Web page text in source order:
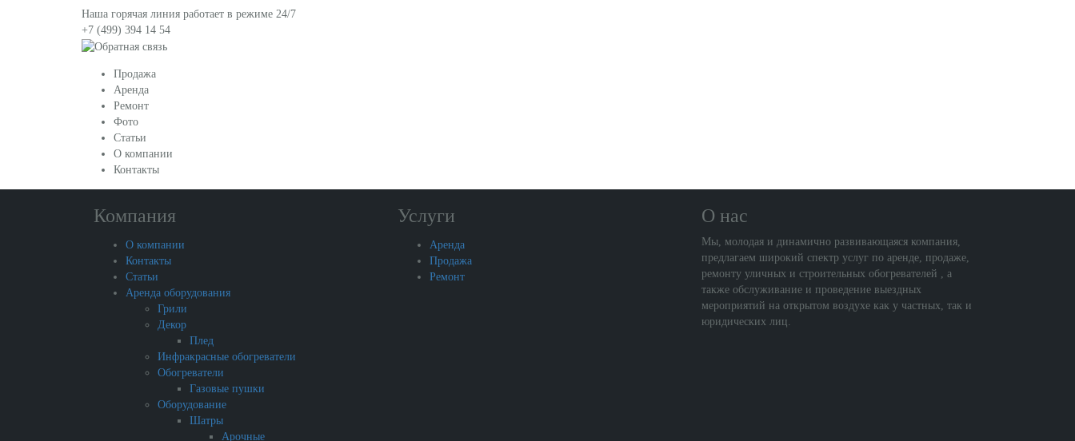
Наша горячая линия работает в режиме 24/7
+7 (499) 394 14 54
Продажа
Аренда
Ремонт
Фото
Статьи
О компании
Контакты
Компания
О компании
Контакты
Статьи
Аренда оборудования
Грили
Декор
Плед
Инфракрасные обогреватели
Обогреватели
Газовые пушки
Оборудование
Шатры
Арочные
Услуги
Аренда
Продажа
Ремонт
О нас
Мы, молодая и динамично развивающаяся компания,
предлагаем широкий спектр услуг по аренде, продаже,
ремонту уличных и строительных обогревателей , а
также обслуживание и проведение выездных
мероприятий на открытом воздухе как у частных, так и
юридических лиц.